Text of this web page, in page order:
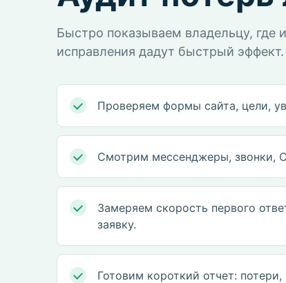
Быстро показываем владельцу, где
исправления дадут быстрый эффект.
Проверяем формы сайта, цели,
Смотрим мессенджеры, звонки,
Замеряем скорость первого
заявку.
Готовим короткий отчет: